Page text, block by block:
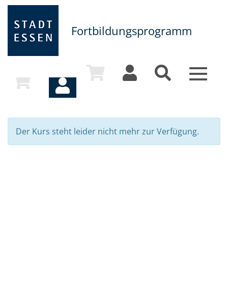
Fortbildungsprogramm
Toggle
Der Kurs steht leider nicht mehr zur Verfügung.